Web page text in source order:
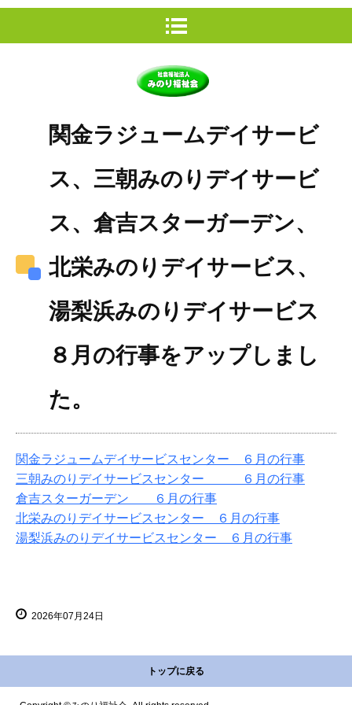
関金ラジュームデイサービ
ス、三朝みのりデイサービ
ス、倉吉スターガーデン、
北栄みのりデイサービス、
湯梨浜みのりデイサービス
８月の行事をアップしまし
た。
関金ラジュームデイサービスセンター ６ 月の行事
三朝みのりデイサービスセンター ６月の行事
倉吉スターガーデン ６月の行事
北栄みのりデイサービスセンター ６月の行事
湯梨浜みのりデイサービスセンター ６月の行事
2026年07月24日
トップに戻る